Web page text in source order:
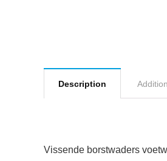
Description
Vissende borstwaders